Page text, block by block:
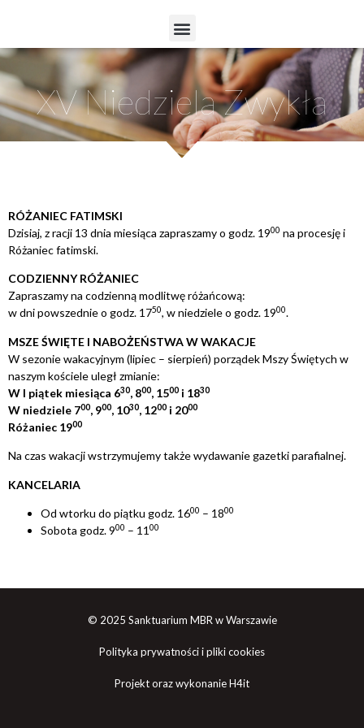
XV Niedziela Zwykła
RÓŻANIEC FATIMSKI
Dzisiaj, z racji 13 dnia miesiąca zapraszamy o godz. 1900 na procesję i
Różaniec fatimski.
CODZIENNY RÓŻANIEC
Zapraszamy na codzienną modlitwę różańcową:
w dni powszednie o godz. 1750, w niedziele o godz. 1900.
MSZE ŚWIĘTE I NABOŻEŃSTWA W WAKACJE
W sezonie wakacyjnym (lipiec – sierpień) porządek Mszy Świętych w
naszym kościele uległ zmianie:
W I piątek miesiąca 630, 800, 1500 i 1830
W niedziele 700, 900, 1030, 1200 i 2000
Różaniec 1900
Na czas wakacji wstrzymujemy także wydawanie gazetki parafialnej.
KANCELARIA
Od wtorku do piątku godz. 1600 – 1800
Sobota godz. 900 – 11 00
© 2025 Sanktuarium MBR w Warszawie
Polityka prywatności i pliki cookies
Projekt oraz wykonanie H4it